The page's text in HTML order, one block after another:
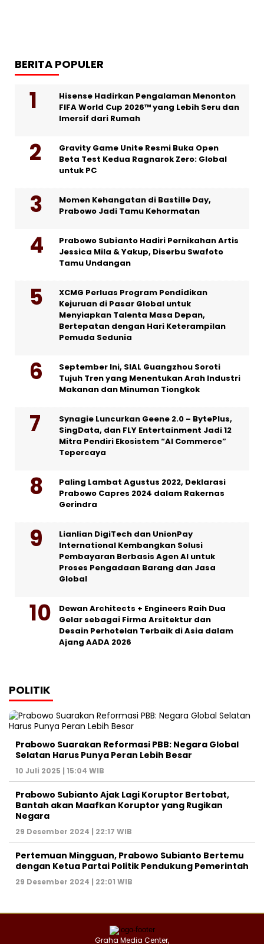
BERITA POPULER
Hisense Hadirkan Pengalaman Menonton
FIFA World Cup 2026™ yang Lebih Seru dan
Imersif dari Rumah
Gravity Game Unite Resmi Buka Open
Beta Test Kedua Ragnarok Zero: Global
untuk PC
Momen Kehangatan di Bastille Day,
Prabowo Jadi Tamu Kehormatan
Prabowo Subianto Hadiri Pernikahan Artis
Jessica Mila & Yakup, Diserbu Swafoto
Tamu Undangan
XCMG Perluas Program Pendidikan
Kejuruan di Pasar Global untuk
Menyiapkan Talenta Masa Depan,
Bertepatan dengan Hari Keterampilan
Pemuda Sedunia
September Ini, SIAL Guangzhou Soroti
Tujuh Tren yang Menentukan Arah Industri
Makanan dan Minuman Tiongkok
Synagie Luncurkan Geene 2.0 – BytePlus,
SingData, dan FLY Entertainment Jadi 12
Mitra Pendiri Ekosistem “AI Commerce”
Tepercaya
Paling Lambat Agustus 2022, Deklarasi
Prabowo Capres 2024 dalam Rakernas
Gerindra
Lianlian DigiTech dan UnionPay
International Kembangkan Solusi
Pembayaran Berbasis Agen AI untuk
Proses Pengadaan Barang dan Jasa
Global
Dewan Architects + Engineers Raih Dua
Gelar sebagai Firma Arsitektur dan
Desain Perhotelan Terbaik di Asia dalam
Ajang AADA 2026
POLITIK
Prabowo Suarakan Reformasi PBB: Negara Global
Selatan Harus Punya Peran Lebih Besar
10 Juli 2025 | 15:04 WIB
Prabowo Subianto Ajak Lagi Koruptor Bertobat,
Bantah akan Maafkan Koruptor yang Rugikan
Negara
29 Desember 2024 | 22:17 WIB
Pertemuan Mingguan, Prabowo Subianto Bertemu
dengan Ketua Partai Politik Pendukung Pemerintah
29 Desember 2024 | 22:01 WIB
Graha Media Center,